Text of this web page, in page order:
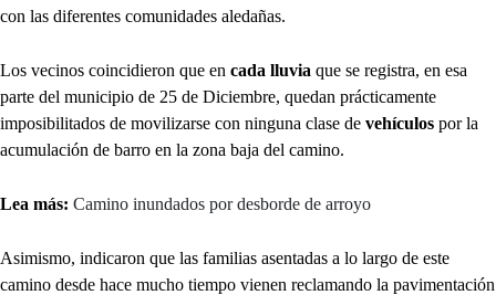
con las diferentes comunidades aledañas.
Los vecinos coincidieron que en cada lluvia que se registra, en esa
parte del municipio de 25 de Diciembre, quedan prácticamente
imposibilitados de movilizarse con ninguna clase de vehículos por la
acumulación de barro en la zona baja del camino.
Lea más: Camino inundados por desborde de arroyo
Asimismo, indicaron que las familias asentadas a lo largo de este
camino desde hace mucho tiempo vienen reclamando la pavimentación